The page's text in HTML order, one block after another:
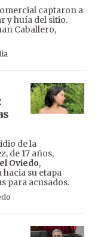
captaron a
y huía del sitio.
Caballero,
de la
de 17 años,
Oviedo,
hacia su etapa
para acusados.